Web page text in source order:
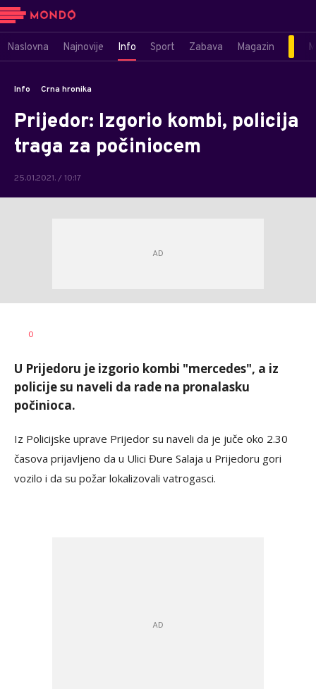
Naslovna Najnovije Info Sport Zabava Magazin
Info Crna hronika
Prijedor: Izgorio kombi, policija
traga za počiniocem
25.01.2021. / 10:17
AUTOR
0
U Prijedoru je izgorio kombi "mercedes", a iz
policije su naveli da rade na pronalasku
počinioca.
Iz Policijske uprave Prijedor su naveli da je juče oko 2.30
časova prijavljeno da u Ulici Đure Salaja u Prijedoru gori
vozilo i da su požar lokalizovali vatrogasci.